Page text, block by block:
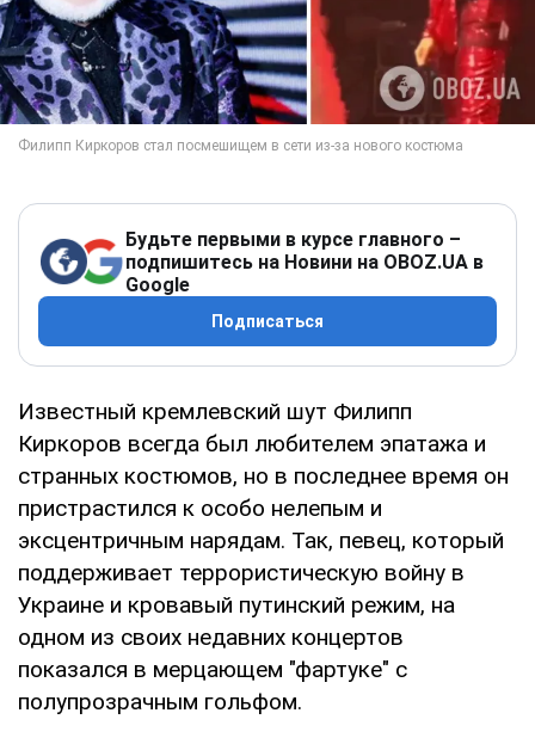
Будьте первыми в курсе главного –
подпишитесь на Новини на OBOZ.UA в
Google
Подписаться
Известный кремлевский шут Филипп
Киркоров всегда был любителем эпатажа и
странных костюмов, но в последнее время он
пристрастился к особо нелепым и
эксцентричным нарядам. Так, певец, который
поддерживает террористическую войну в
Украине и кровавый путинский режим, на
одном из своих недавних концертов
показался в мерцающем "фартуке" с
полупрозрачным гольфом.